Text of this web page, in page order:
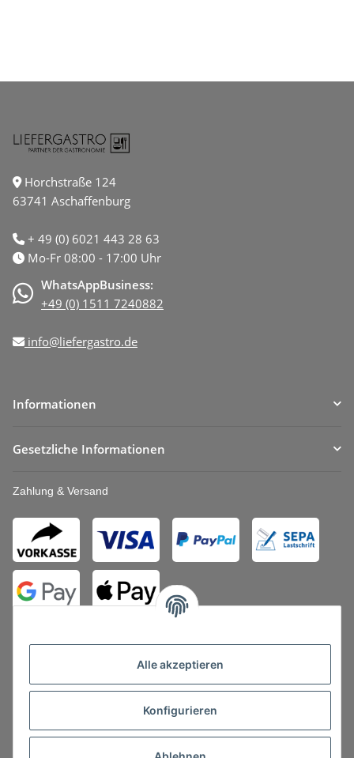
Alle akzeptieren
Konfigurieren
Horchstraße 124
63741 Aschaffenburg
+ 49 (0) 6021 443 28 63
Mo-Fr 08:00 - 17:00 Uhr
WhatsAppBusiness:
+49 (0) 1511 7240882
info@liefergastro.de
Informationen
Gesetzliche Informationen
Zahlung & Versand
Vertrag widerrufen